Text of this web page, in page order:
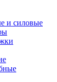
и силовые